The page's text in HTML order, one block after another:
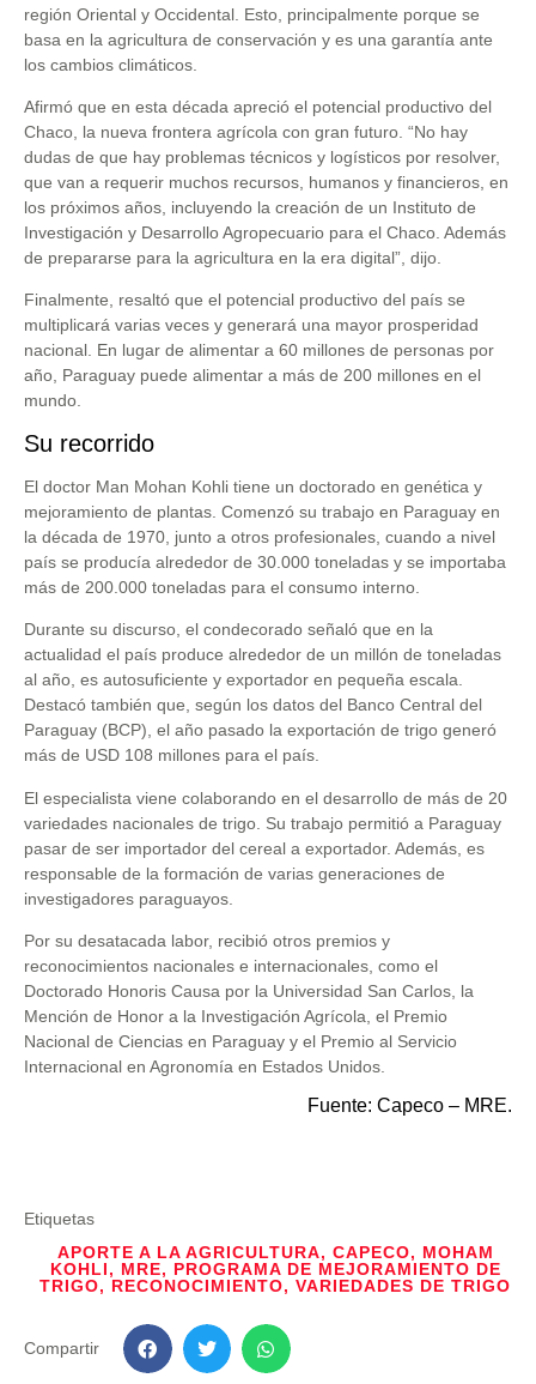
región Oriental y Occidental. Esto, principalmente porque se
basa en la agricultura de conservación y es una garantía ante
los cambios climáticos.
Afirmó que en esta década apreció el potencial productivo del
Chaco, la nueva frontera agrícola con gran futuro. “No hay
dudas de que hay problemas técnicos y logísticos por resolver,
que van a requerir muchos recursos, humanos y financieros, en
los próximos años, incluyendo la creación de un Instituto de
Investigación y Desarrollo Agropecuario para el Chaco. Además
de prepararse para la agricultura en la era digital”, dijo.
Finalmente, resaltó que el potencial productivo del país se
multiplicará varias veces y generará una mayor prosperidad
nacional. En lugar de alimentar a 60 millones de personas por
año, Paraguay puede alimentar a más de 200 millones en el
mundo.
Su recorrido
El doctor Man Mohan Kohli tiene un doctorado en genética y
mejoramiento de plantas. Comenzó su trabajo en Paraguay en
la década de 1970, junto a otros profesionales, cuando a nivel
país se producía alrededor de 30.000 toneladas y se importaba
más de 200.000 toneladas para el consumo interno.
Durante su discurso, el condecorado señaló que en la
actualidad el país produce alrededor de un millón de toneladas
al año, es autosuficiente y exportador en pequeña escala.
Destacó también que, según los datos del Banco Central del
Paraguay (BCP), el año pasado la exportación de trigo generó
más de USD 108 millones para el país.
El especialista viene colaborando en el desarrollo de más de 20
variedades nacionales de trigo. Su trabajo permitió a Paraguay
pasar de ser importador del cereal a exportador. Además, es
responsable de la formación de varias generaciones de
investigadores paraguayos.
Por su desatacada labor, recibió otros premios y
reconocimientos nacionales e internacionales, como el
Doctorado Honoris Causa por la Universidad San Carlos, la
Mención de Honor a la Investigación Agrícola, el Premio
Nacional de Ciencias en Paraguay y el Premio al Servicio
Internacional en Agronomía en Estados Unidos.
Fuente: Capeco – MRE.
Etiquetas
APORTE A LA AGRICULTURA, CAPECO, MOHAM
KOHLI, MRE, PROGRAMA DE MEJORAMIENTO DE
TRIGO, RECONOCIMIENTO, VARIEDADES DE TRIGO
Compartir